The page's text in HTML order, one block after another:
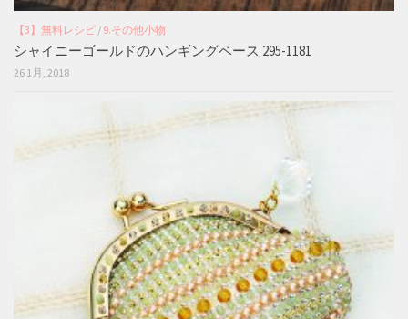
【3】無料レシピ / 9.その他小物
シャイニーゴールドのハンギングベース 295-1181
26 1月, 2018